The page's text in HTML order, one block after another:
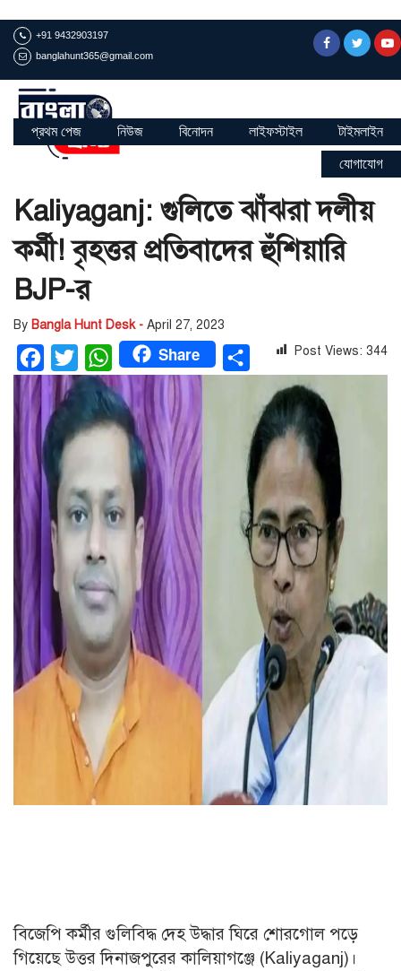
+91 9432903197
banglahunt365@gmail.com
প্রথম পেজ নিউজ বিনোদন লাইফস্টাইল টাইমলাইন
যোগাযোগ
Kaliyaganj: গুলিতে ঝাঁঝরা দলীয়
কর্মী! বৃহত্তর প্রতিবাদের হুঁশিয়ারি
BJP-র
By Bangla Hunt Desk - April 27, 2023
Facebook
TwitterWhatsApp
Share Post Views: 344
বিজেপি কর্মীর গুলিবিদ্ধ দেহ উদ্ধার ঘিরে শোরগোল পড়ে
গিয়েছে উত্তর দিনাজপুরের কালিয়াগঞ্জে (Kaliyaganj)।